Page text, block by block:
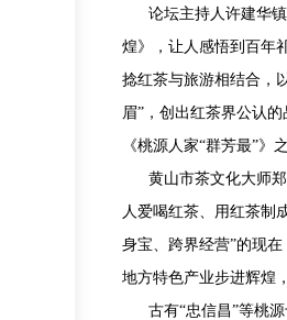
论坛主持人许建华
煌》，让人感悟到百年
捻红茶与旅游相结合，
眉”，创出红茶界公认
《桃源人家“群芳最”
黄山市茶文化大师
人爱喝红茶、用红茶制
身宝、跨界经营”的现
地方特色产业步进辉煌
古有“忠信昌”等桃